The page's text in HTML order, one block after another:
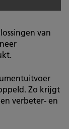
van
Zo krijgt
verbeter- en